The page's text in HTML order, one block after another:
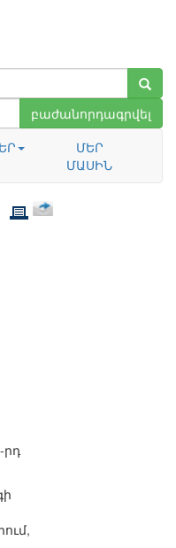
բաժանորդագրվել
ՄԵՐ
ՄԱՍԻՆ
րդ